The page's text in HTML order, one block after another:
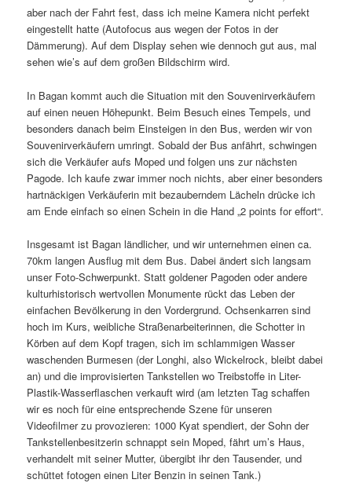
aber nach der Fahrt fest, dass ich meine Kamera nicht perfekt
eingestellt hatte (Autofocus aus wegen der Fotos in der
Dämmerung). Auf dem Display sehen wie dennoch gut aus, mal
sehen wie’s auf dem großen Bildschirm wird.
In Bagan kommt auch die Situation mit den Souvenirverkäufern
auf einen neuen Höhepunkt. Beim Besuch eines Tempels, und
besonders danach beim Einsteigen in den Bus, werden wir von
Souvenirverkäufern umringt. Sobald der Bus anfährt, schwingen
sich die Verkäufer aufs Moped und folgen uns zur nächsten
Pagode. Ich kaufe zwar immer noch nichts, aber einer besonders
hartnäckigen Verkäuferin mit bezauberndem Lächeln drücke ich
am Ende einfach so einen Schein in die Hand „2 points for effort“.
Insgesamt ist Bagan ländlicher, und wir unternehmen einen ca.
70km langen Ausflug mit dem Bus. Dabei ändert sich langsam
unser Foto-Schwerpunkt. Statt goldener Pagoden oder andere
kulturhistorisch wertvollen Monumente rückt das Leben der
einfachen Bevölkerung in den Vordergrund. Ochsenkarren sind
hoch im Kurs, weibliche Straßenarbeiterinnen, die Schotter in
Körben auf dem Kopf tragen, sich im schlammigen Wasser
waschenden Burmesen (der Longhi, also Wickelrock, bleibt dabei
an) und die improvisierten Tankstellen wo Treibstoffe in Liter-
Plastik-Wasserflaschen verkauft wird (am letzten Tag schaffen
wir es noch für eine entsprechende Szene für unseren
Videofilmer zu provozieren: 1000 Kyat spendiert, der Sohn der
Tankstellenbesitzerin schnappt sein Moped, fährt um’s Haus,
verhandelt mit seiner Mutter, übergibt ihr den Tausender, und
schüttet fotogen einen Liter Benzin in seinen Tank.)